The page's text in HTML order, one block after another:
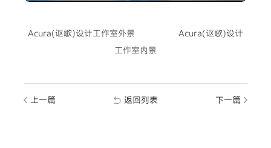
Acura(讴歌)设计工作室外景 Acura(讴歌)设计
工作室内景
上一篇 返回列表 下一篇